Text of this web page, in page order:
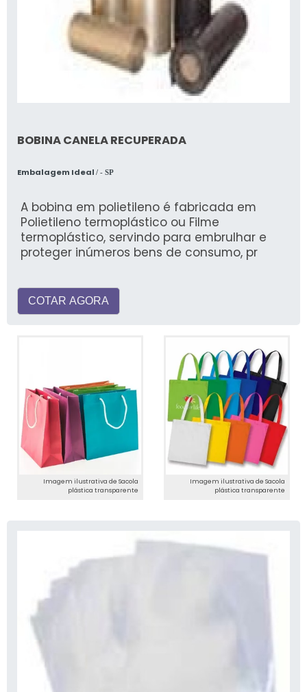
BOBINA CANELA RECUPERADA
Embalagem Ideal / - SP
A bobina em polietileno é fabricada em
Polietileno termoplástico ou Filme
termoplástico, servindo para embrulhar e
proteger inúmeros bens de consumo, pr
COTAR AGORA
Imagem ilustrativa de Sacola
plástica transparente
Imagem ilustrativa de Sacola
plástica transparente